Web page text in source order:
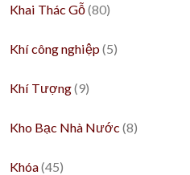
Khai Thác Gỗ(80)
Khí công nghiệp (5)
Khí Tượng(9)
Kho Bạc Nhà Nước(8)
Khóa(45)